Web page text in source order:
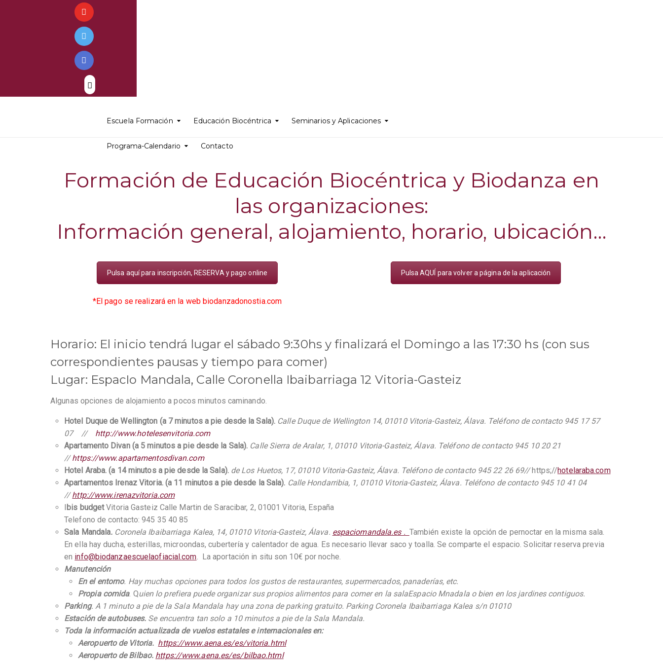
Escuela Formación Educación Biocéntrica Seminarios y Aplicaciones
Programa-Calendario Contacto
Formación de Educación Biocéntrica y Biodanza en
las organizaciones:
Información general, alojamiento, horario, ubicación…
Pulsa aquí para inscripción, RESERVA y pago online
*El pago se realizará en la web biodanzadonostia.com
Pulsa AQUÍ para volver a página de la aplicación
Horario: El inicio tendrá lugar el sábado 9:30hs y finalizará el Domingo a las 17:30 hs (con sus
correspondientes pausas y tiempo para comer)
Lugar: EspacIo Mandala, Calle Coronella Ibaibarriaga 12 Vitoria-Gasteiz
Algunas opciones de alojamiento a pocos minutos caminando.
Hotel Duque de Wellington (a 7 minutos a pie desde la Sala). Calle Duque de Wellington 14, 01010 Vitoria-Gasteiz, Álava. Teléfono de contacto 945 17 57
07 // http://www.hotelesenvitoria.com
Apartamento Divan (a 5 minutos a pie desde la Sala). Calle Sierra de Aralar, 1, 01010 Vitoria-Gasteiz, Álava. Teléfono de contacto 945 10 20 21
//https://www.apartamentosdivan.com
Hotel Araba. (a 14 minutos a pie desde la Sala). de Los Huetos, 17, 01010 Vitoria-Gasteiz, Álava. Teléfono de contacto 945 22 26 69//https;//hotelaraba.com
Apartamentos Irenaz Vitoria. (a 11 minutos a pie desde la Sala). Calle Hondarribia, 1, 01010 Vitoria-Gasteiz, Álava. Teléfono de contacto 945 10 41 04
//http://www.irenazvitoria.com
Ibis budgetVitoria Gasteiz Calle Martin de Saracibar, 2, 01001 Vitoria, España
Telefono de contacto: 945 35 40 85
Sala Mandala. Coronela Ibaibarriaga Kalea, 14, 01010 Vitoria-Gasteiz, Álava. espaciomandala.es . También existe la opción de pernoctar en la misma sala.
En ella hay ducha, esterillas, microondas, cubertería y calentador de agua. Es necesario llevar saco y toalla. Se comparte el espacio. Solicitar reserva previa
en info@biodanzaescuelaofiacial.com . La aportación in situ son 10€ por noche.
Manutención
En el entorno. Hay muchas opciones para todos los gustos de restaurantes, supermercados, panaderías, etc.
Propia comida. Quien lo prefiera puede organizar sus propios alimentos para comer en la salaEspacio Mnadala o bien en los jardines contiguos.
Parking. A 1 minuto a pie de la Sala Mandala hay una zona de parking gratuito. Parking Coronela Ibaibarriaga Kalea s/n 01010
Estación de autobuses. Se encuentra tan solo a 10 minutos a pie de la Sala Mandala.
Toda la información actualizada de vuelos estatales e internacionales en:
Aeropuerto de Vitoria. https://www.aena.es/es/vitoria.html
Aeropuerto de Bilbao. https://www.aena.es/es/bilbao.html